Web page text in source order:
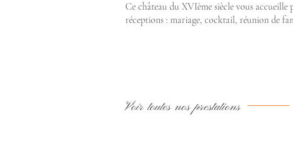
Ce château du XVIème siècle vous accueille
réceptions : mariage, cocktail, réunion de
Voir toutes nos prestations